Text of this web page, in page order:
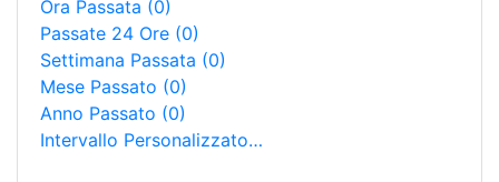
Ora Passata (0)
Passate 24 Ore (0)
Settimana Passata (0)
Mese Passato (0)
Anno Passato (0)
Intervallo Personalizzato…